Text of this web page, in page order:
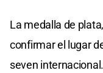
La medalla de
confirmar el lugar
seven